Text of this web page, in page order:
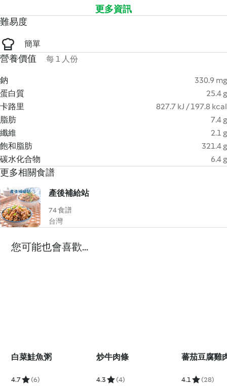
更多資訊
難易度
簡單
營養價值 每 1 人份
鈉
330.9 mg
蛋白質
25.4 g
卡路里
827.7 kJ / 197.8 kcal
脂肪
7.4 g
纖維
2.1 g
飽和脂肪
321.4 g
碳水化合物
6.4 g
更多相關食譜
產後補給站
74 食譜
台灣
您可能也會喜歡...
白菜鮭魚粥
4.7 (6)
炒牛肉條
4.3 (4)
蕃茄豆腐雞
4.1 (28)